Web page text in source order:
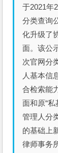
于2021年
分类查询
化升级了
面。该公
次官网分
人基本信
合检索能
面和原“
管理人分
的基础上
律师事务